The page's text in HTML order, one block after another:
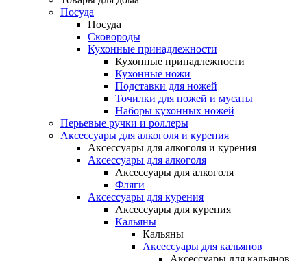
Посуда
Посуда
Сковороды
Кухонные принадлежности
Кухонные принадлежности
Кухонные ножи
Подставки для ножей
Точилки для ножей и мусаты
Наборы кухонных ножей
Перьевые ручки и роллеры
Аксессуары для алкоголя и курения
Аксессуары для алкоголя и курения
Аксессуары для алкоголя
Аксессуары для алкоголя
Фляги
Аксессуары для курения
Аксессуары для курения
Кальяны
Кальяны
Аксессуары для кальянов
Аксессуары для кальянов